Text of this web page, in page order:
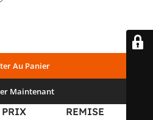
Au Panier
Maintenant
PRIX REMISE